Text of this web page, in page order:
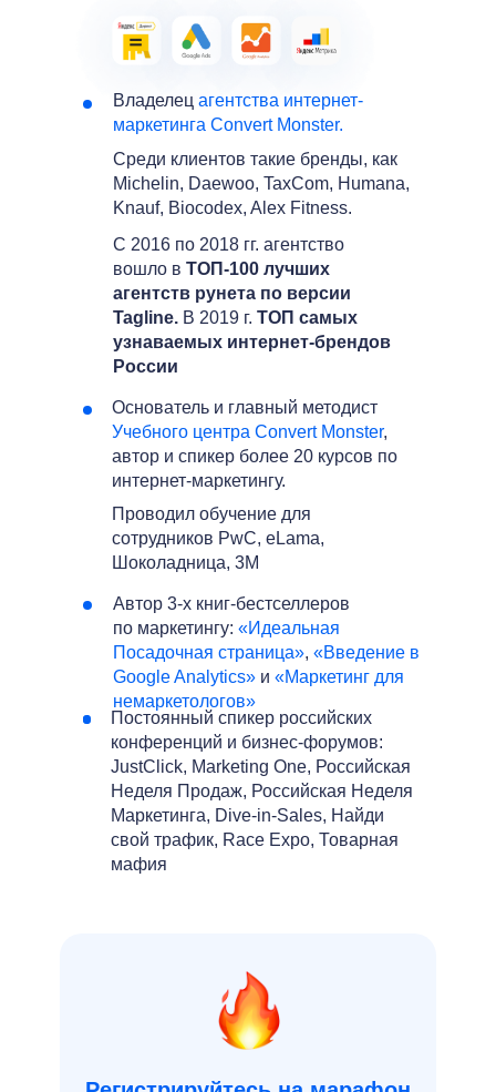
Владелец агентства интернет-
маркетинга Convert Monster.
Среди клиентов такие бренды, как
Michelin, Daewoo, TaxCom, Humana,
Knauf, Biocodex, Alex Fitness.
C 2016 по 2018 гг. агентство
вошло в ТОП-100 лучших
агентств рунета по версии
Tagline. В 2019 г. ТОП самых
узнаваемых интернет-брендов
России
Основатель и главный методист
Учебного центра Convert Monster,
автор и спикер более 20 курсов по
интернет-маркетингу.
Проводил обучение для
сотрудников PwC, eLama,
Шоколадница, 3M
Автор 3-х книг-бестселлеров
по маркетингу: «Идеальная
Посадочная страница», «Введение в
Google Analytics» и «Маркетинг для
немаркетологов»
Постоянный спикер российских
конференций и бизнес-форумов:
JustClick, Marketing One, Российская
Неделя Продаж, Российская Неделя
Маркетинга, Dive-in-Sales, Найди
свой трафик, Race Expo, Товарная
мафия